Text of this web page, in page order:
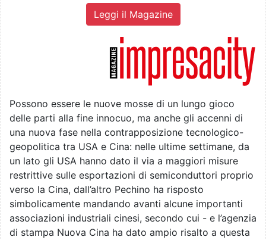
Leggi il Magazine
Possono essere le nuove mosse di un lungo gioco
delle parti alla fine innocuo, ma anche gli accenni di
una nuova fase nella contrapposizione tecnologico-
geopolitica tra USA e Cina: nelle ultime settimane, da
un lato gli USA hanno dato il via a maggiori misure
restrittive sulle esportazioni di semiconduttori proprio
verso la Cina, dall’altro Pechino ha risposto
simbolicamente mandando avanti alcune importanti
associazioni industriali cinesi, secondo cui - e l’agenzia
di stampa Nuova Cina ha dato ampio risalto a questa